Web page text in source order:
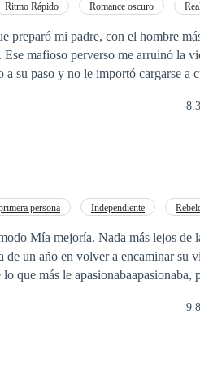
Ritmo Rápido Romance oscuro
preparó mi padre, con el hombre
paso y no le importó cargarse a cuánto
encanta quemarme. Ahora estaba atrapada en8.3
persona Independiente
Mía mejoría. Nada más lejos de
pero allí se encontró con la
9.8